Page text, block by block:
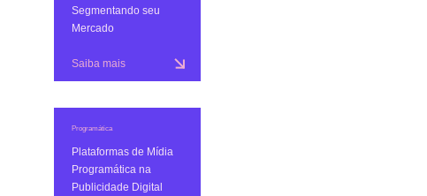
Segmentando seu
Mercado
Saiba mais
Programática
Plataformas de Mídia
Programática na
Publicidade Digital